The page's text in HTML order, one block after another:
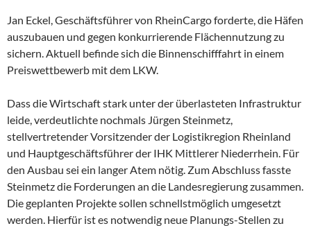
Jan Eckel, Geschäftsführer von RheinCargo forderte, die Häfen
auszubauen und gegen konkurrierende Flächennutzung zu
sichern. Aktuell befinde sich die Binnenschifffahrt in einem
Preiswettbewerb mit dem LKW.
Dass die Wirtschaft stark unter der überlasteten Infrastruktur
leide, verdeutlichte nochmals Jürgen Steinmetz,
stellvertretender Vorsitzender der Logistikregion Rheinland
und Hauptgeschäftsführer der IHK Mittlerer Niederrhein. Für
den Ausbau sei ein langer Atem nötig. Zum Abschluss fasste
Steinmetz die Forderungen an die Landesregierung zusammen.
Die geplanten Projekte sollen schnellstmöglich umgesetzt
werden. Hierfür ist es notwendig neue Planungs-Stellen zu